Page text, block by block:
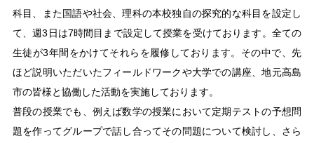
科目、また国語や社会、理科の本校独自の探究的な科目を設定し
て、週3日は7時間目まで設定して授業を受けております。全ての
生徒が3年間をかけてそれらを履修しております。その中で、先
ほど説明いただいたフィールドワークや大学での講座、地元高島
市の皆様と協働した活動を実施しております。
普段の授業でも、例えば数学の授業において定期テストの予想問
題を作ってグループで話し合ってその問題について検討し、さら